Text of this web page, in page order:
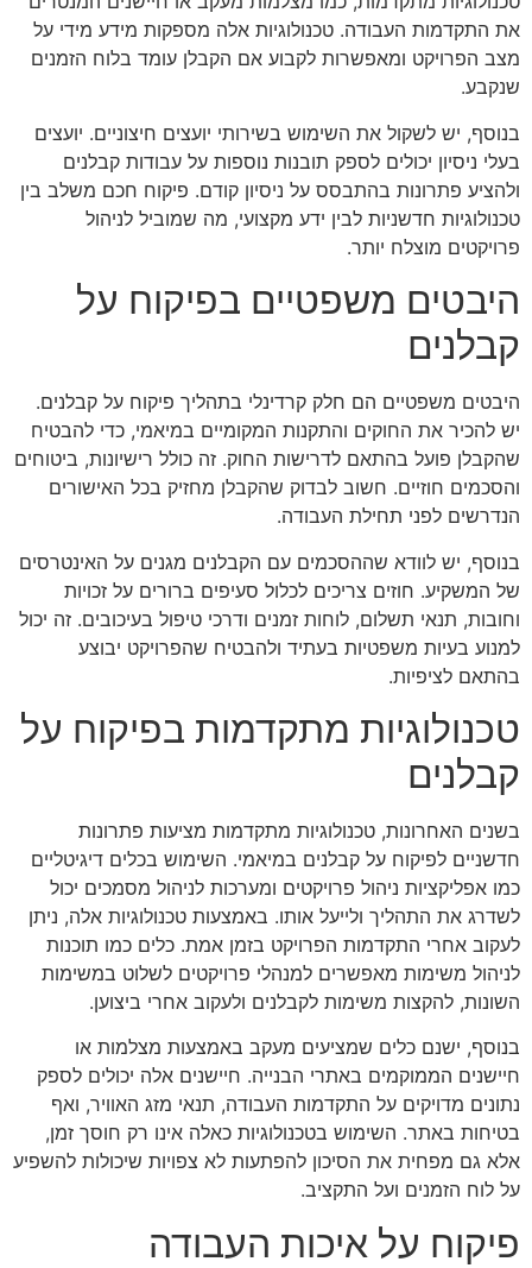
את התקדמות העבודה. טכנולוגיות אלה מספקות מידע מידי על
מצב הפרויקט ומאפשרות לקבוע אם הקבלן עומד בלוח הזמנים
שנקבע.
בנוסף, יש לשקול את השימוש בשירותי יועצים חיצוניים. יועצים
בעלי ניסיון יכולים לספק תובנות נוספות על עבודות קבלנים
ולהציע פתרונות בהתבסס על ניסיון קודם. פיקוח חכם משלב בין
טכנולוגיות חדשניות לבין ידע מקצועי, מה שמוביל לניהול
פרויקטים מוצלח יותר.
היבטים משפטיים בפיקוח על
קבלנים
היבטים משפטיים הם חלק קרדינלי בתהליך פיקוח על קבלנים.
יש להכיר את החוקים והתקנות המקומיים במיאמי, כדי להבטיח
שהקבלן פועל בהתאם לדרישות החוק. זה כולל רישיונות, ביטוחים
והסכמים חוזיים. חשוב לבדוק שהקבלן מחזיק בכל האישורים
הנדרשים לפני תחילת העבודה.
בנוסף, יש לוודא שההסכמים עם הקבלנים מגנים על האינטרסים
של המשקיע. חוזים צריכים לכלול סעיפים ברורים על זכויות
וחובות, תנאי תשלום, לוחות זמנים ודרכי טיפול בעיכובים. זה יכול
למנוע בעיות משפטיות בעתיד ולהבטיח שהפרויקט יבוצע
בהתאם לציפיות.
טכנולוגיות מתקדמות בפיקוח על
קבלנים
בשנים האחרונות, טכנולוגיות מתקדמות מציעות פתרונות
חדשניים לפיקוח על קבלנים במיאמי. השימוש בכלים דיגיטליים
כמו אפליקציות ניהול פרויקטים ומערכות לניהול מסמכים יכול
לשדרג את התהליך ולייעל אותו. באמצעות טכנולוגיות אלה, ניתן
לעקוב אחרי התקדמות הפרויקט בזמן אמת. כלים כמו תוכנות
לניהול משימות מאפשרים למנהלי פרויקטים לשלוט במשימות
השונות, להקצות משימות לקבלנים ולעקוב אחרי ביצוען.
בנוסף, ישנם כלים שמציעים מעקב באמצעות מצלמות או
חיישנים הממוקמים באתרי הבנייה. חיישנים אלה יכולים לספק
נתונים מדויקים על התקדמות העבודה, תנאי מזג האוויר, ואף
בטיחות באתר. השימוש בטכנולוגיות כאלה אינו רק חוסך זמן,
אלא גם מפחית את הסיכון להפתעות לא צפויות שיכולות להשפיע
על לוח הזמנים ועל התקציב.
פיקוח על איכות העבודה